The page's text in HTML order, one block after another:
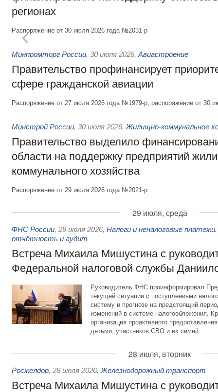
регионах
Распоряжение от 30 июля 2026 года №2031-р
Минпромторг России, 30 июля 2026, Авиастроение
Правительство профинансирует
сфере гражданской авиации
Распоряжение от 27 июля 2026 года №1979-р, распоряжение от 30
Минстрой России, 30 июля 2026, Жилищно-коммунальное
Правительство выделило
области на поддержку предприятий
коммунального хозяйства
Распоряжение от 29 июля 2026 года №2021-р
29 июля, среда
ФНС России, 29 июля 2026, Налоги и неналоговые
отчётность и аудит
Встреча Михаила Мишустина с
Федеральной налоговой службы
Руководитель ФНС проинформировал
текущей ситуации с поступлениями
систему и прогнозе на предстоящий
изменений в системе налогообложения.
организация проактивного
детьми, участников СВО и их семей.
28 июля, вторник
Росжелдор, 28 июля 2026, Железнодорожный транспорт
Встреча Михаила Мишустина с